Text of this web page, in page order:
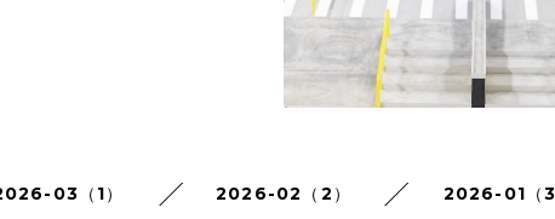
03（1） 2026-02（2） 2026-01（